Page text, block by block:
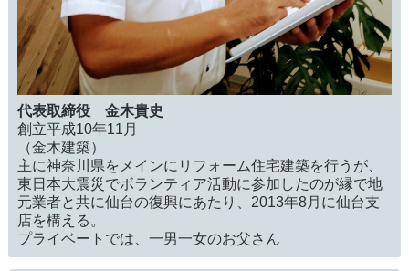
代表取締役 金木貴史
創立平成10年11月
（金木建築）
主に神奈川県をメインにリフォーム住宅建築を行うが、
東日本大震災でボランティア活動に参加したのが縁で地
元業者と共に仙台の復興にあたり、2013年8月に仙台支
店を構える。
プライベートでは、一男一女のお父さん